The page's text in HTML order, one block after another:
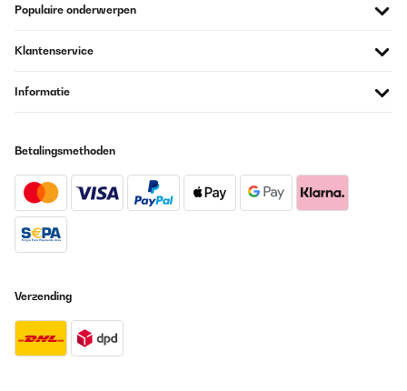
Populaire onderwerpen
Klantenservice
Informatie
Betalingsmethoden
Verzending